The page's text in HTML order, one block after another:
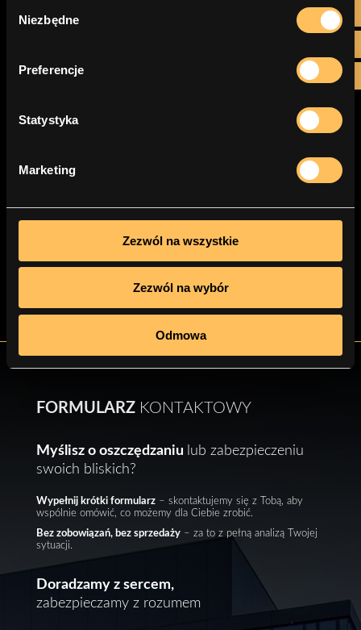
zgody
Niezbędne
Preferencje
Statystyka
Marketing
Zezwól na wszystkie
Zezwól na wybór
Odmowa


To nie ZUS ani urząd skarbowy są
FORMULARZ KONTAKTOWY
Myślisz o oszczędzaniu lub zabezpieczeniu
swoich bliskich?
Wypełnij krótki formularz– skontaktujemy się z Tobą, aby
wspólnie omówić, co możemy dla Ciebie zrobić.
Bez zobowiązań, bez sprzedaży– za to z pełną analizą Twojej
sytuacji.
Doradzamy z sercem,
zabezpieczamy z rozumem